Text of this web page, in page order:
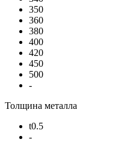
350
360
380
400
420
450
500
-
Толщина металла
t0.5
-